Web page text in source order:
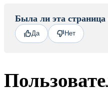
Была ли эта страница
Да Нет